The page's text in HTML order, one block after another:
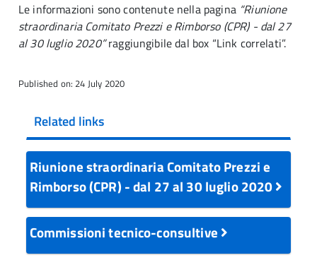
Le informazioni sono contenute nella pagina “Riunione
straordinaria Comitato Prezzi e Rimborso (CPR) - dal 27
al 30 luglio 2020”raggiungibile dal box “Link correlati”.
Published on: 24 July 2020
Related links
Riunione straordinaria Comitato Prezzi e
Rimborso (CPR) - dal 27 al 30 luglio 2020
Commissioni tecnico-consultive